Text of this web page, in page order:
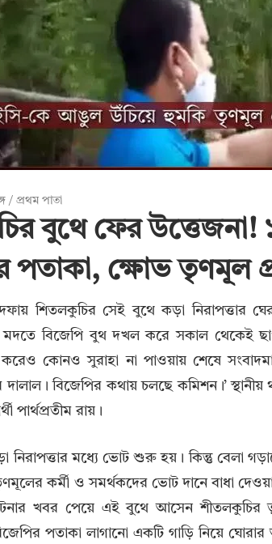
/ প্রথম পাতা
বুথে ফের উত্তেজনা!
পতাকা, ক্ষোভ তৃণমূল
দফায় শিতলকুচির সেই বুথে কড়া নিরাপত্তার
মদতে বিজেপি বুথ দখল করে সকাল
করেও কোনও সুরাহা না পাওয়ায় শেষে
দালাল। বিজেপির কথায় চলছে কমিশন।’
পার্থপ্রতীম রায়।
নিরাপত্তার মধ্যে ভোট শুরু হয়। কিন্তু বেলা
কর্মী ও সমর্থকদের ভোট দানে বাধা
খবর পেয়ে এই বুথে আসেন শীতলকুচির
পতাকা লাগানো একটি গাড়ি নিয়ে